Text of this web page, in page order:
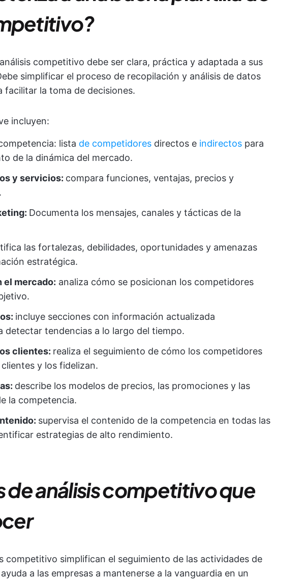
competitivo debe ser clara, práctica y adaptada a sus
simplificar el proceso de recopilación y análisis de datos
facilitar la toma de decisiones.
incluyen:
lista de competidores directos e indirectos para
de la dinámica del mercado.
y servicios: compara funciones, ventajas, precios y
Documenta los mensajes, canales y tácticas de la
las fortalezas, debilidades, oportunidades y amenazas
estratégica.
el mercado: analiza cómo se posicionan los competidores
incluye secciones con información actualizada
detectar tendencias a lo largo del tiempo.
clientes: realiza el seguimiento de cómo los competidores
y los fidelizan.
describe los modelos de precios, las promociones y las
la competencia.
supervisa el contenido de la competencia en todas las
estrategias de alto rendimiento.
de análisis competitivo que
competitivo simplifican el seguimiento de las actividades de
a las empresas a mantenerse a la vanguardia en un